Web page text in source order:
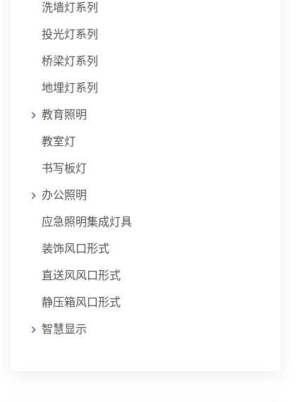
洗墙灯系列
投光灯系列
桥梁灯系列
地埋灯系列
教育照明
教室灯
书写板灯
办公照明
应急照明集成灯具
装饰风口形式
直送风风口形式
静压箱风口形式
智慧显示